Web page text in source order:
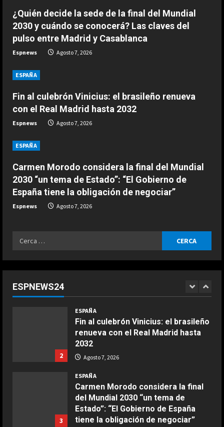
e
R
e
a
d
i
¿Quién decide la sede de la final del Mundial
2030 y cuándo se conocerá? Las claves del
pulso entre Madrid y Casablanca
Espnews Agosto 7, 2026
ESPAÑA
Fin al culebrón Vinicius: el brasileño renueva
con el Real Madrid hasta 2032
Espnews Agosto 7, 2026
ESPAÑA
Carmen Morodo considera la final del Mundial
2030 “un tema de Estado”: “El Gobierno de
España tiene la obligación de negociar”
Espnews Agosto 7, 2026
Ricerca
ESPNEWS24
2
renueva con el Real Madrid hasta
2032
3
ESPAÑA
tiene la obligación de negociar”
Agosto 7, 2026
ESPAÑA
ESPAÑA
Historia de un Mundial tripartito: de
España y Portugal hasta la suma de
1
2
ESPAÑA
Fin al culebrón Vinicius: el brasileño
renueva con el Real Madrid hasta
2032
Agosto 7, 2026
3
ESPAÑA
Carmen Morodo considera la final
del Mundial 2030 “un tema de
Estado”: “El Gobierno de España
tiene la obligación de negociar”
Ensalada de espinacas deliciosa
COCINA
Boquerones fritos en freidora de
aire
Aprile 24, 2026